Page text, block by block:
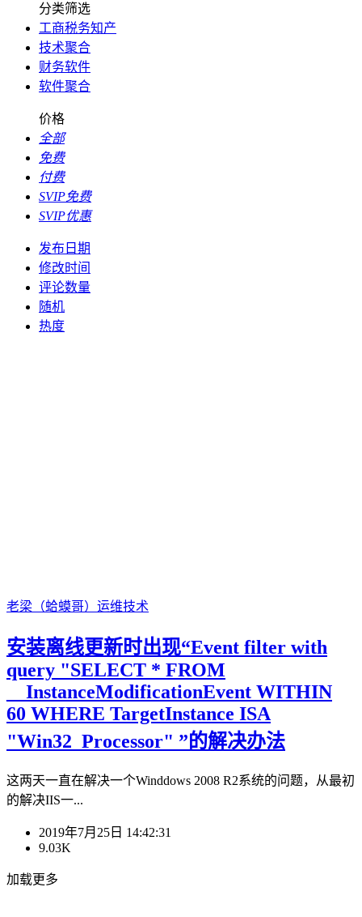
分类筛选
工商税务知产
技术聚合
财务软件
软件聚合
价格
全部
免费
付费
SVIP免费
SVIP优惠
发布日期
修改时间
评论数量
随机
热度
老梁（蛤蟆哥） 运维技术
安装离线更新时出现“Event filter with
query "SELECT * FROM
__InstanceModificationEvent WITHIN
60 WHERE TargetInstance ISA
"Win32_Processor" ”的解决办法
这两天一直在解决一个Winddows 2008 R2系统的问题，从最初
的解决IIS一...
2019年7月25日 14:42:31
9.03K
加载更多